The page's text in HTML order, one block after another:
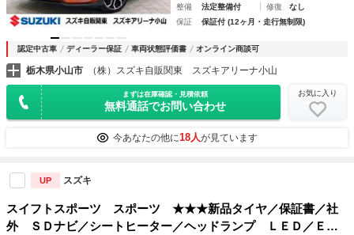
整備
法定整備付 修復
なし
保証
保証付 (12ヶ月・走行無制限)
認定中古車 ディーラー保証 車両状態評価書 オンライン商談可
栃木県小山市 （株）スズキ自販関東 スズキアリーナ小山
まずは在庫確認・見積依頼
無料通話でお問い合わせ
お気に入り
今あなたの他に18人が見ています
UP スズキ
スイフトスポーツ スポーツ ★★★新品タイヤ／保証書／社
外 ＳＤナビ／シートヒーター／ヘッドランプ ＬＥＤ／ＥＢ